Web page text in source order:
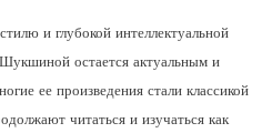
и глубокой интеллектуальной
остается актуальным и
ее произведения стали классикой
читаться и изучаться как